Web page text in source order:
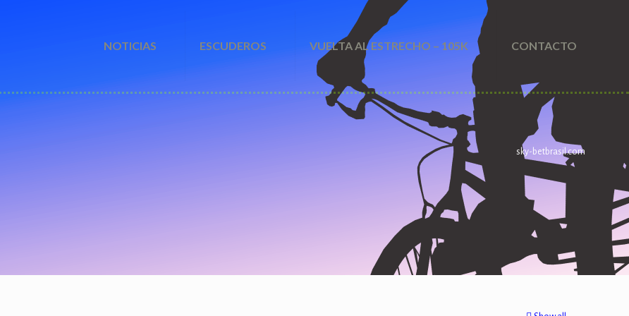
NOTICIAS ESCUDEROS VUELTA AL ESTRECHO – 105K CONTACTO
sky-betbrasil.com